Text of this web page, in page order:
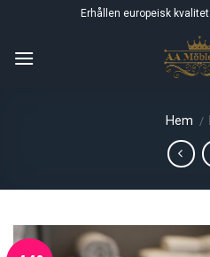
content
Erhållen europeisk kvalitet.
Hem /